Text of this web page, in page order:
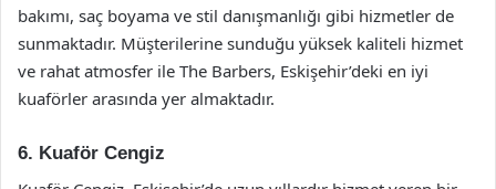
bakımı, saç boyama ve stil danışmanlığı gibi hizmetler de
sunmaktadır. Müşterilerine sunduğu yüksek kaliteli hizmet
ve rahat atmosfer ile The Barbers, Eskişehir’deki en iyi
kuaförler arasında yer almaktadır.
6. Kuaför Cengiz